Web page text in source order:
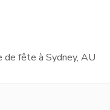
de fête à Sydney, AU